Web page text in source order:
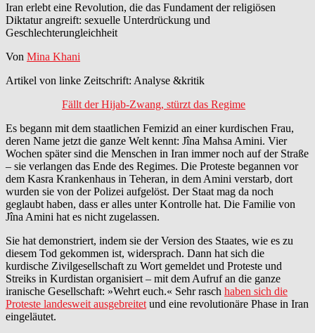
Iran erlebt eine Revolution, die das Fundament der religiösen
Diktatur angreift: sexuelle Unterdrückung und
Geschlechterungleichheit
Von Mina Khani
Artikel von linke Zeitschrift: Analyse &kritik
Fällt der Hijab-Zwang, stürzt das Regime
Es begann mit dem staatlichen Femizid an einer kurdischen Frau,
deren Name jetzt die ganze Welt kennt: Jîna Mahsa Amini. Vier
Wochen später sind die Menschen in Iran immer noch auf der Straße
– sie verlangen das Ende des Regimes. Die Proteste begannen vor
dem Kasra Krankenhaus in Teheran, in dem Amini verstarb, dort
wurden sie von der Polizei aufgelöst. Der Staat mag da noch
geglaubt haben, dass er alles unter Kontrolle hat. Die Familie von
Jîna Amini hat es nicht zugelassen.
Sie hat demonstriert, indem sie der Version des Staates, wie es zu
diesem Tod gekommen ist, widersprach. Dann hat sich die
kurdische Zivilgesellschaft zu Wort gemeldet und Proteste und
Streiks in Kurdistan organisiert – mit dem Aufruf an die ganze
iranische Gesellschaft: »Wehrt euch.« Sehr rasch haben sich die
Proteste landesweit ausgebreitet und eine revolutionäre Phase in Iran
eingeläutet.